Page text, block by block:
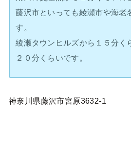
藤沢市といっても綾瀬市や海老
す。
綾瀬タウンヒルズから１５分く
２０分くらいです。
神奈川県藤沢市宮原3632-1